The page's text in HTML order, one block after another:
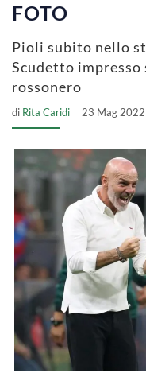
FOTO
Pioli subito nello
Scudetto
rossonero
di Rita Caridi 23 Mag